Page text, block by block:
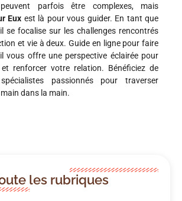
parfois être complexes, mais
Eux est là pour vous guider. En tant que
se focalise sur les challenges rencontrés
et vie à deux. Guide en ligne pour faire
vous offre une perspective éclairée pour
renforcer votre relation. Bénéficiez de
passionnés pour traverser
dans la main.
les rubriques